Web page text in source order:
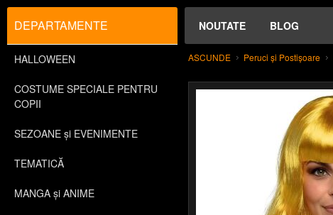
NOUTATE BLOG
DEPARTAMENTE
HALLOWEEN
COSTUME SPECIALE PENTRU
COPII
SEZOANE și EVENIMENTE
TEMATICĂ
MANGA și ANIME
ASCUNDE Peruci și Postișoare